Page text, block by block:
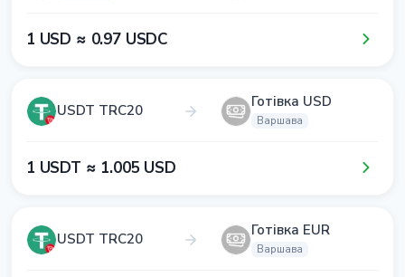
1​ USD ≈ 0​.9​7​ USDC
USDT TRC20 Готівка USD
Варшава
1​ USDT ≈ 1​.0​0​5​ USD
USDT TRC20 Готівка EUR
Варшава